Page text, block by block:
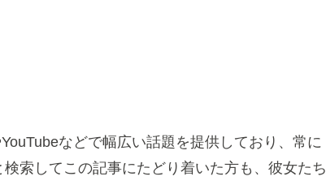
などで幅広い話題を提供しており、常に
索してこの記事にたどり着いた方も、彼女たち